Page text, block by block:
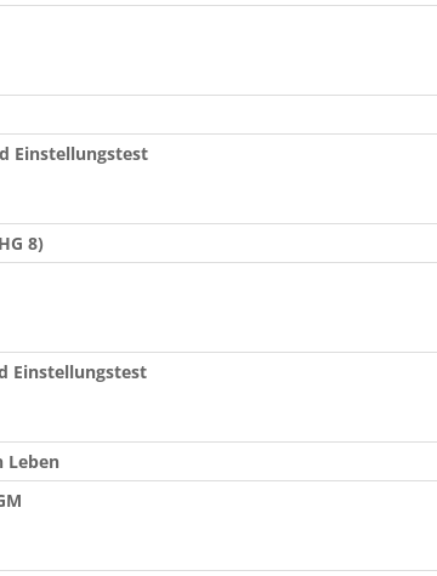
Einstellungstest
8)
Einstellungstest
Leben